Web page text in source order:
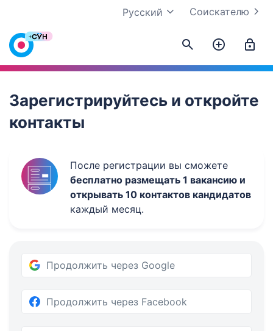
Соискателю
Русский
Work.ua
Зарегистрируйтесь и откройте
контакты
После регистрации вы сможете
бесплатно размещать 1 вакансию и
открывать 10 контактов кандидатов
каждый месяц.
Продолжить через Google
Продолжить через Facebook